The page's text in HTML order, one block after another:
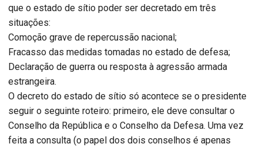
que o estado de sítio poder ser decretado em três
situações:
Comoção grave de repercussão nacional;
Fracasso das medidas tomadas no estado de defesa;
Declaração de guerra ou resposta à agressão armada
estrangeira.
O decreto do estado de sítio só acontece se o presidente
seguir o seguinte roteiro: primeiro, ele deve consultar o
Conselho da República e o Conselho da Defesa. Uma vez
feita a consulta (o papel dos dois conselhos é apenas